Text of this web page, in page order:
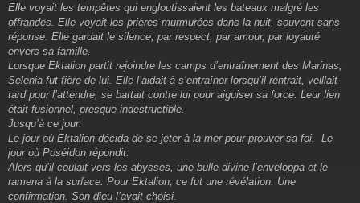
Elle voyait les tempêtes qui engloutissaient les bateaux malgré les
offrandes. Elle voyait les prières murmurées dans la nuit, souvent sans
réponse. Elle gardait le silence, par respect, par amour, par loyauté
envers sa famille.
Lorsque Ektalion partit rejoindre les camps d’entraînement des Marinas,
Selenia fut fière de lui. Elle l’aidait à s’entraîner lorsqu’il rentrait, veillait
tard pour l’attendre, se battait contre lui pour aiguiser sa force. Leur lien
était fusionnel, presque indestructible.
Jusqu’à ce jour.
Le jour où Ektalion décida de se jeter à la mer pour prouver sa foi. Le
jour où Poséidon répondit.
Alors qu’il coulait vers les abysses, une bulle divine l’enveloppa et le
ramena à la surface. Pour Ektalion, ce fut une révélation. Une
confirmation. Son dieu l’avait choisi.